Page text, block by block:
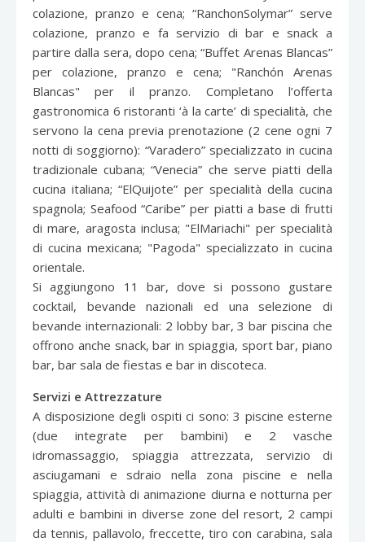
colazione, pranzo e cena; “RanchonSolymar” serve
colazione, pranzo e fa servizio di bar e snack a
partire dalla sera, dopo cena; “Buffet Arenas Blancas”
per colazione, pranzo e cena; "Ranchón Arenas
Blancas" per il pranzo. Completano l’offerta
gastronomica 6 ristoranti ‘à la carte’ di specialità, che
servono la cena previa prenotazione (2 cene ogni 7
notti di soggiorno): “Varadero” specializzato in cucina
tradizionale cubana; “Venecia” che serve piatti della
cucina italiana; “ElQuijote” per specialità della cucina
spagnola; Seafood “Caribe” per piatti a base di frutti
di mare, aragosta inclusa; "ElMariachi" per specialità
di cucina mexicana; "Pagoda" specializzato in cucina
orientale.
Si aggiungono 11 bar, dove si possono gustare
cocktail, bevande nazionali ed una selezione di
bevande internazionali: 2 lobby bar, 3 bar piscina che
offrono anche snack, bar in spiaggia, sport bar, piano
bar, bar sala de fiestas e bar in discoteca.
Servizi e Attrezzature
A disposizione degli ospiti ci sono: 3 piscine esterne
(due integrate per bambini) e 2 vasche
idromassaggio, spiaggia attrezzata, servizio di
asciugamani e sdraio nella zona piscine e nella
spiaggia, attività di animazione diurna e notturna per
adulti e bambini in diverse zone del resort, 2 campi
da tennis, pallavolo, freccette, tiro con carabina, sala